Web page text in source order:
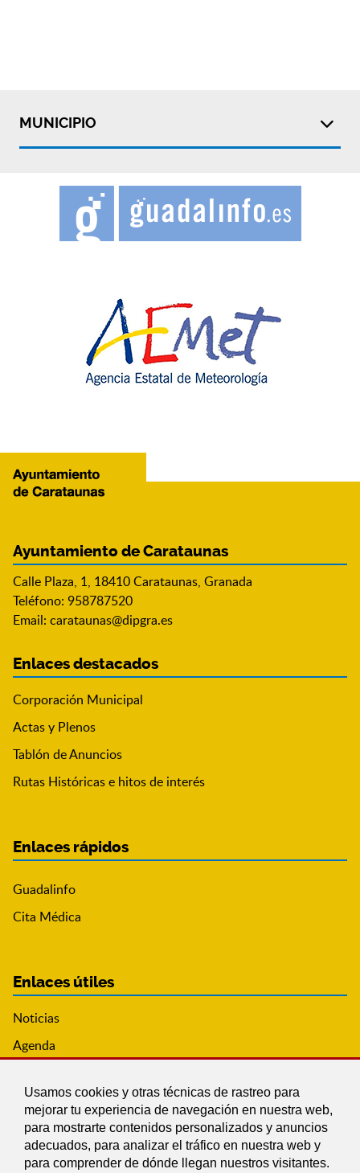
Usamos cookies y otras técnicas de rastreo para
mejorar tu experiencia de navegación en nuestra web,
para mostrarte contenidos personalizados y anuncios
adecuados, para analizar el tráfico en nuestra web y
para comprender de dónde llegan nuestros visitantes.
MUNICIPIO
Ayuntamiento de Carataunas
Calle Plaza, 1, 18410 Carataunas, Granada
Teléfono: 958787520
Email: carataunas@dipgra.es
Enlaces destacados
Corporación Municipal
Actas y Plenos
Tablón de Anuncios
Rutas Históricas e hitos de interés
Enlaces rápidos
Guadalinfo
Cita Médica
Enlaces útiles
Noticias
Agenda
Entidades y asociaciones